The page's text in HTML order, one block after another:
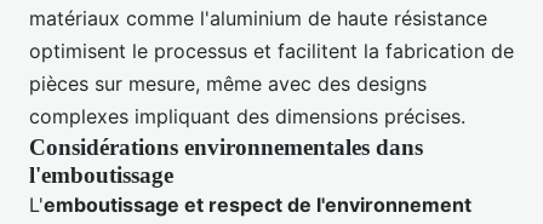
matériaux comme l'aluminium de haute résistance
optimisent le processus et facilitent la fabrication de
pièces sur mesure, même avec des designs
complexes impliquant des dimensions précises.
Considérations environnementales dans
l'emboutissage
L'emboutissage et respect de l'environnement